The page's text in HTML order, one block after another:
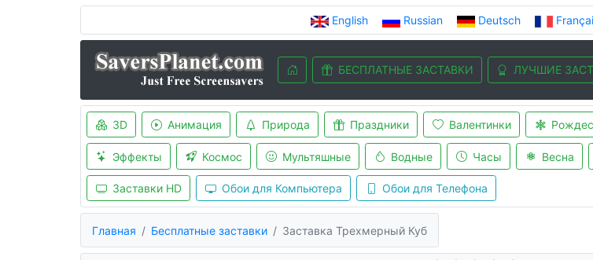
English Russian Deutsch
БЕСПЛАТНЫЕ ЗАСТАВКИ ЛУЧШИЕ
3D Анимация Природа Праздники Валентинки
Эффекты Космос Мультяшные Водные Часы Весна
Заставки HD Обои для Компьютера Обои для Телефона
Главная Бесплатные заставки Заставка Трехмерный Куб